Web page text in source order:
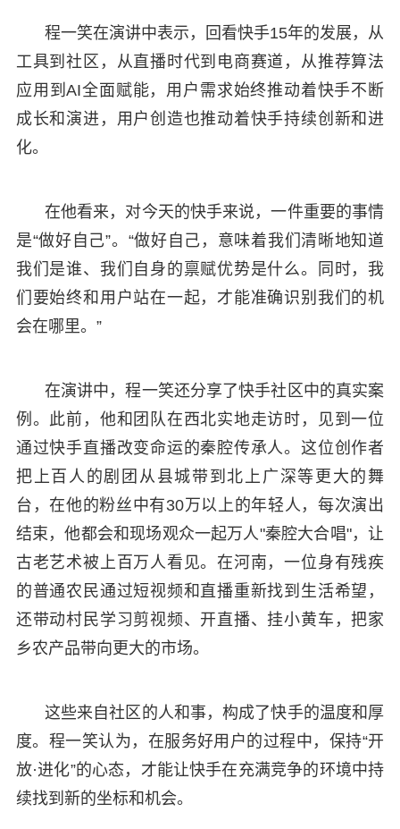
程一笑在演讲中表示，回看快手15年的发展，从
工具到社区，从直播时代到电商赛道，从推荐算法
应用到AI全面赋能，用户需求始终推动着快手不断
成长和演进，用户创造也推动着快手持续创新和进
化。
在他看来，对今天的快手来说，一件重要的事情
是“做好自己”。“做好自己，意味着我们清晰地知道
我们是谁、我们自身的禀赋优势是什么。同时，我
们要始终和用户站在一起，才能准确识别我们的机
会在哪里。”
在演讲中，程一笑还分享了快手社区中的真实案
例。此前，他和团队在西北实地走访时，见到一位
通过快手直播改变命运的秦腔传承人。这位创作者
把上百人的剧团从县城带到北上广深等更大的舞
台，在他的粉丝中有30万以上的年轻人，每次演出
结束，他都会和现场观众一起万人"秦腔大合唱"，让
古老艺术被上百万人看见。在河南，一位身有残疾
的普通农民通过短视频和直播重新找到生活希望，
还带动村民学习剪视频、开直播、挂小黄车，把家
乡农产品带向更大的市场。
这些来自社区的人和事，构成了快手的温度和厚
度。程一笑认为，在服务好用户的过程中，保持“开
放·进化”的心态，才能让快手在充满竞争的环境中持
续找到新的坐标和机会。